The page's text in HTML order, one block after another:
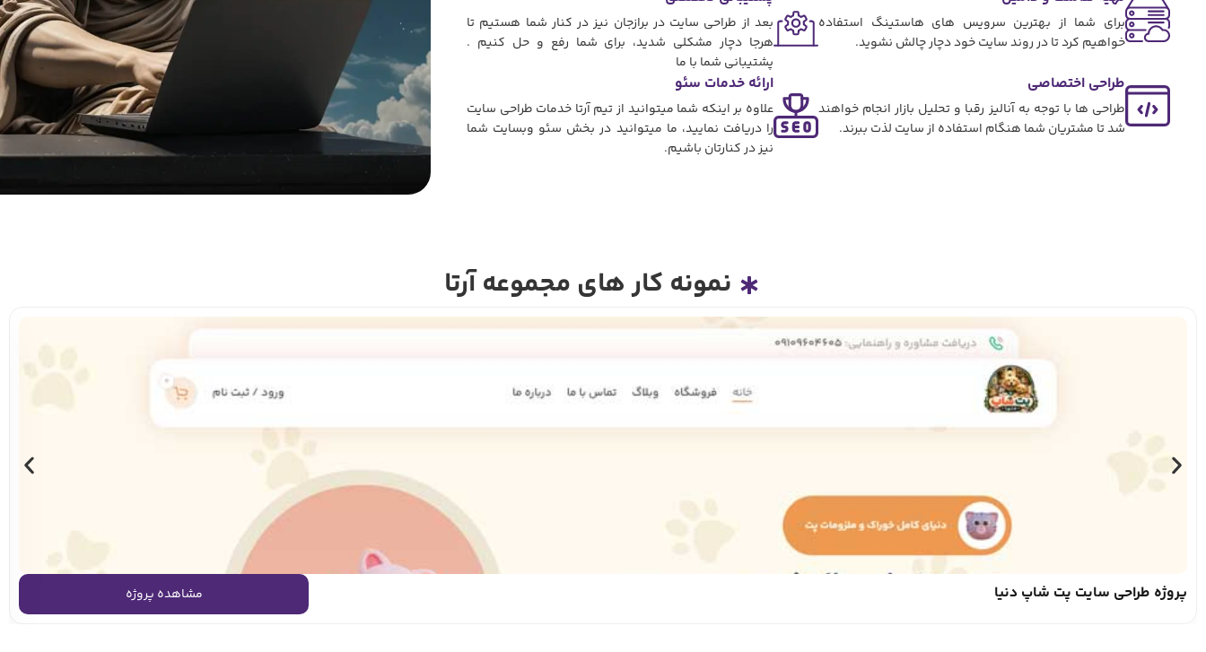
برای شما از بهترین سرویس های هاستینگ استفاده
خواهیم کرد تا در روند سایت خود دچار چالش نشوید.
بعد از طراحی سایت در برازجان نیز در کنار شما هستیم تا
هرجا دچار مشکلی شدید، برای شما رفع و حل کنیم .
پشتیبانی شما با ما
طراحی اختصاصی
طراحی ها با توجه به آنالیز رقبا و تحلیل بازار انجام خواهند
شد تا مشتریان شما هنگام استفاده از سایت لذت ببرند.
ارائه خدمات سئو
علاوه بر اینکه شما میتوانید از تیم آرتا خدمات طراحی سایت
را دریافت نمایید، ما میتوانید در بخش سئو وبسایت شما
نیز در کنارتان باشیم.
نمونه کار های مجموعه آرتا
پروژه طراحی سایت پت شاپ دنیا مشاهده پروژه